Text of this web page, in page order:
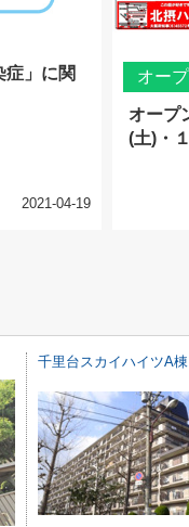
症」に関
2021-04-19
オー
オープ
(土)・
千里台スカイハイツA棟